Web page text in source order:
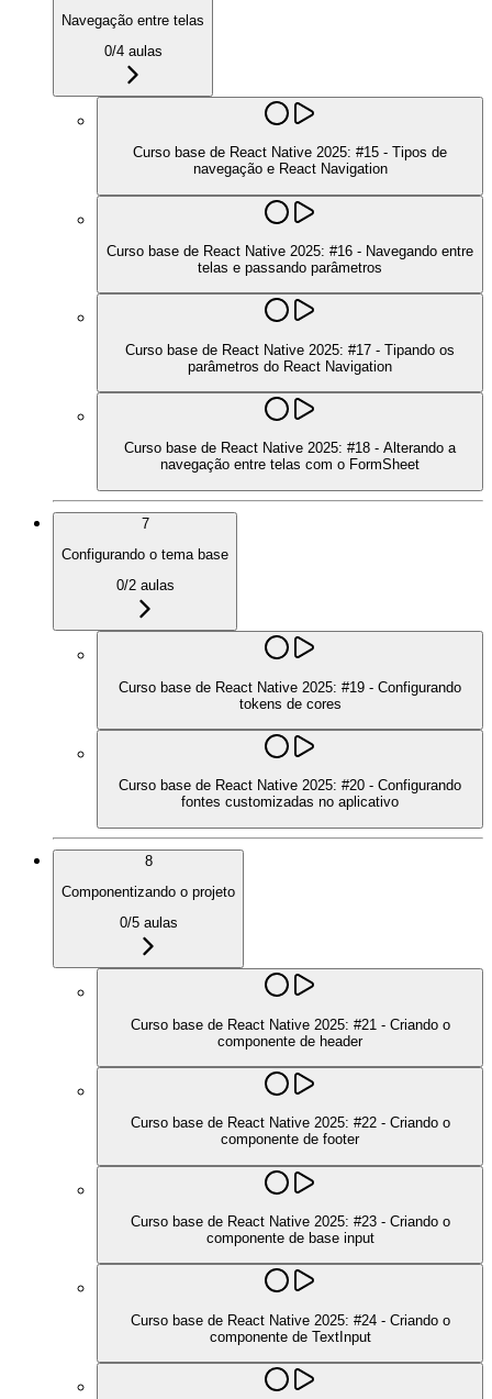
Navegação entre telas
0/4aulas
Curso base de React Native 2025: #15 - Tipos de
navegação e React Navigation
Curso base de React Native 2025: #16 - Navegando entre
telas e passando parâmetros
Curso base de React Native 2025: #17 - Tipando os
parâmetros do React Navigation
Curso base de React Native 2025: #18 - Alterando a
navegação entre telas com o FormSheet
7
Configurando o tema base
0/2aulas
Curso base de React Native 2025: #19 - Configurando
tokens de cores
Curso base de React Native 2025: #20 - Configurando
fontes customizadas no aplicativo
8
Componentizando o projeto
0/5aulas
Curso base de React Native 2025: #21 - Criando o
componente de header
Curso base de React Native 2025: #22 - Criando o
componente de footer
Curso base de React Native 2025: #23 - Criando o
componente de base input
Curso base de React Native 2025: #24 - Criando o
componente de TextInput